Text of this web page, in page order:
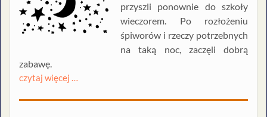
przyszli ponownie do szkoły
wieczorem. Po rozłożeniu
śpiworów i rzeczy potrzebnych
na taką noc, zaczęli dobrą
zabawę.
czytaj więcej …